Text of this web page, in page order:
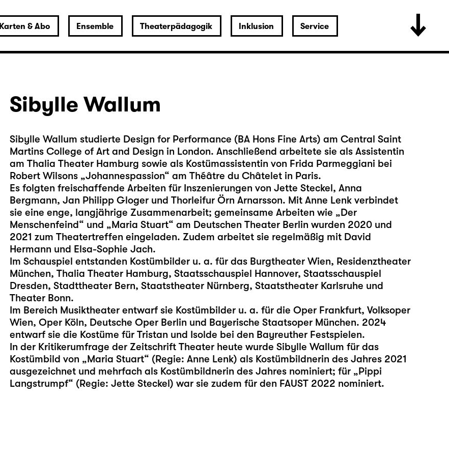
Karten & Abo Ensemble Theaterpädagogik Inklusion Service
Sibylle Wallum
Sibylle Wallum studierte Design for Performance (BA Hons Fine Arts) am Central Saint
Martins College of Art and Design in London. Anschließend arbeitete sie als Assistentin
am Thalia Theater Hamburg sowie als Kostümassistentin von Frida Parmeggiani bei
Robert Wilsons „Johannespassion“ am Théâtre du Châtelet in Paris.
Es folgten freischaffende Arbeiten für Inszenierungen von Jette Steckel, Anna
Bergmann, Jan Philipp Gloger und Thorleifur Örn Arnarsson. Mit Anne Lenk verbindet
sie eine enge, langjährige Zusammenarbeit; gemeinsame Arbeiten wie „Der
Menschenfeind“ und „Maria Stuart“ am Deutschen Theater Berlin wurden 2020 und
2021 zum Theatertreffen eingeladen. Zudem arbeitet sie regelmäßig mit David
Hermann und Elsa-Sophie Jach.
Im Schauspiel entstanden Kostümbilder u. a. für das Burgtheater Wien, Residenztheater
München, Thalia Theater Hamburg, Staatsschauspiel Hannover, Staatsschauspiel
Dresden, Stadttheater Bern, Staatstheater Nürnberg, Staatstheater Karlsruhe und
Theater Bonn.
Im Bereich Musiktheater entwarf sie Kostümbilder u. a. für die Oper Frankfurt, Volksoper
Wien, Oper Köln, Deutsche Oper Berlin und Bayerische Staatsoper München. 2024
entwarf sie die Kostüme für Tristan und Isolde bei den Bayreuther Festspielen.
In der Kritikerumfrage der Zeitschrift Theater heute wurde Sibylle Wallum für das
Kostümbild von „Maria Stuart“ (Regie: Anne Lenk) als Kostümbildnerin des Jahres 2021
ausgezeichnet und mehrfach als Kostümbildnerin des Jahres nominiert; für „Pippi
Langstrumpf“ (Regie: Jette Steckel) war sie zudem für den FAUST 2022 nominiert.